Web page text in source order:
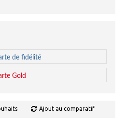
de fidélité
Gold
Ajout au comparatif